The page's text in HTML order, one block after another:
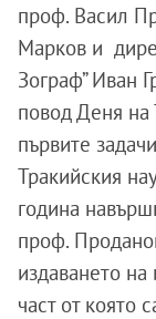
проф. Васил
Марков и
Зограф” Иван
повод Деня на
първите
Тракийския
година
проф.
издаването
част от която